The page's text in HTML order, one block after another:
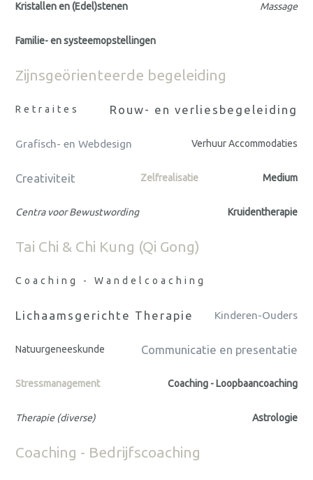
Kristallen en (Edel)stenen Massage
Familie- en systeemopstellingen
Zijnsgeörienteerde begeleiding
Retraites Rouw- en verliesbegeleiding
Grafisch- en Webdesign Verhuur Accommodaties
Creativiteit Zelfrealisatie Medium
Centra voor Bewustwording Kruidentherapie
Tai Chi & Chi Kung (Qi Gong)
Coaching - Wandelcoaching
Lichaamsgerichte Therapie Kinderen-Ouders
Natuurgeneeskunde Communicatie en presentatie
Stressmanagement Coaching - Loopbaancoaching
Therapie (diverse) Astrologie
Coaching - Bedrijfscoaching